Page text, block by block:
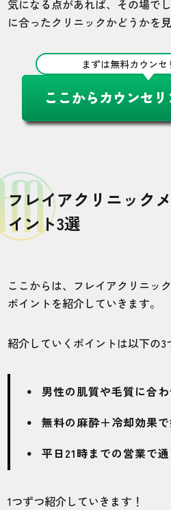
気になる点があれば、その場で
に合ったクリニックかどうかを
まずは無料カウンセ
ここからカウンセ
フレイアクリニック
イント3選
ここからは、フレイアクリニッ
ポイントを紹介していきます。
紹介していくポイントは以下の3
男性の肌質や毛質に合
無料の麻酔＋冷却効果
平日21時までの営業で
1つずつ紹介していきます！